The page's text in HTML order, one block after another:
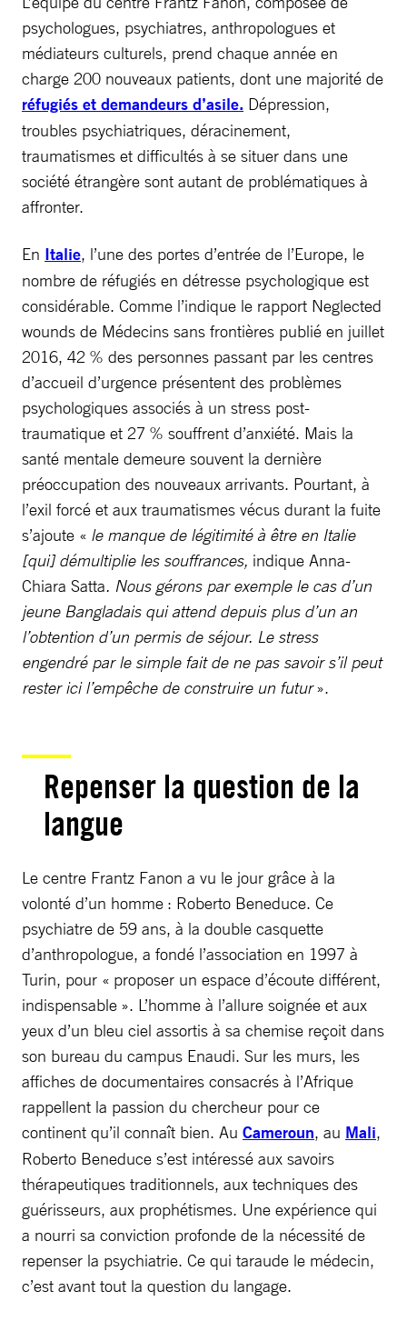
psychologues, psychiatres, anthropologues et
médiateurs culturels, prend chaque année en
charge 200 nouveaux patients, dont une majorité de
réfugiés et demandeurs d’asile. Dépression,
troubles psychiatriques, déracinement,
traumatismes et difficultés à se situer dans une
société étrangère sont autant de problématiques à
affronter.
En Italie, l’une des portes d’entrée de l’Europe, le
nombre de réfugiés en détresse psychologique est
considérable. Comme l’indique le rapport Neglected
wounds de Médecins sans frontières publié en juillet
2016, 42 % des personnes passant par les centres
d’accueil d’urgence présentent des problèmes
psychologiques associés à un stress post-
traumatique et 27 % souffrent d’anxiété. Mais la
santé mentale demeure souvent la dernière
préoccupation des nouveaux arrivants. Pourtant, à
l’exil forcé et aux traumatismes vécus durant la fuite
s’ajoute « le manque de légitimité à être en Italie
[qui] démultiplie les souffrances, indique Anna-
Chiara Satta. Nous gérons par exemple le cas d’un
jeune Bangladais qui attend depuis plus d’un an
l’obtention d’un permis de séjour. Le stress
engendré par le simple fait de ne pas savoir s’il peut
rester ici l’empêche de construire un futur».
Repenser la question de la
langue
Le centre Frantz Fanon a vu le jour grâce à la
volonté d’un homme : Roberto Beneduce. Ce
psychiatre de 59 ans, à la double casquette
d’anthropologue, a fondé l’association en 1997 à
Turin, pour « proposer un espace d’écoute différent,
indispensable ». L’homme à l’allure soignée et aux
yeux d’un bleu ciel assortis à sa chemise reçoit dans
son bureau du campus Enaudi. Sur les murs, les
affiches de documentaires consacrés à l’Afrique
rappellent la passion du chercheur pour ce
continent qu’il connaît bien. Au Cameroun, au Mali,
Roberto Beneduce s’est intéressé aux savoirs
thérapeutiques traditionnels, aux techniques des
guérisseurs, aux prophétismes. Une expérience qui
a nourri sa conviction profonde de la nécessité de
repenser la psychiatrie. Ce qui taraude le médecin,
c’est avant tout la question du langage.